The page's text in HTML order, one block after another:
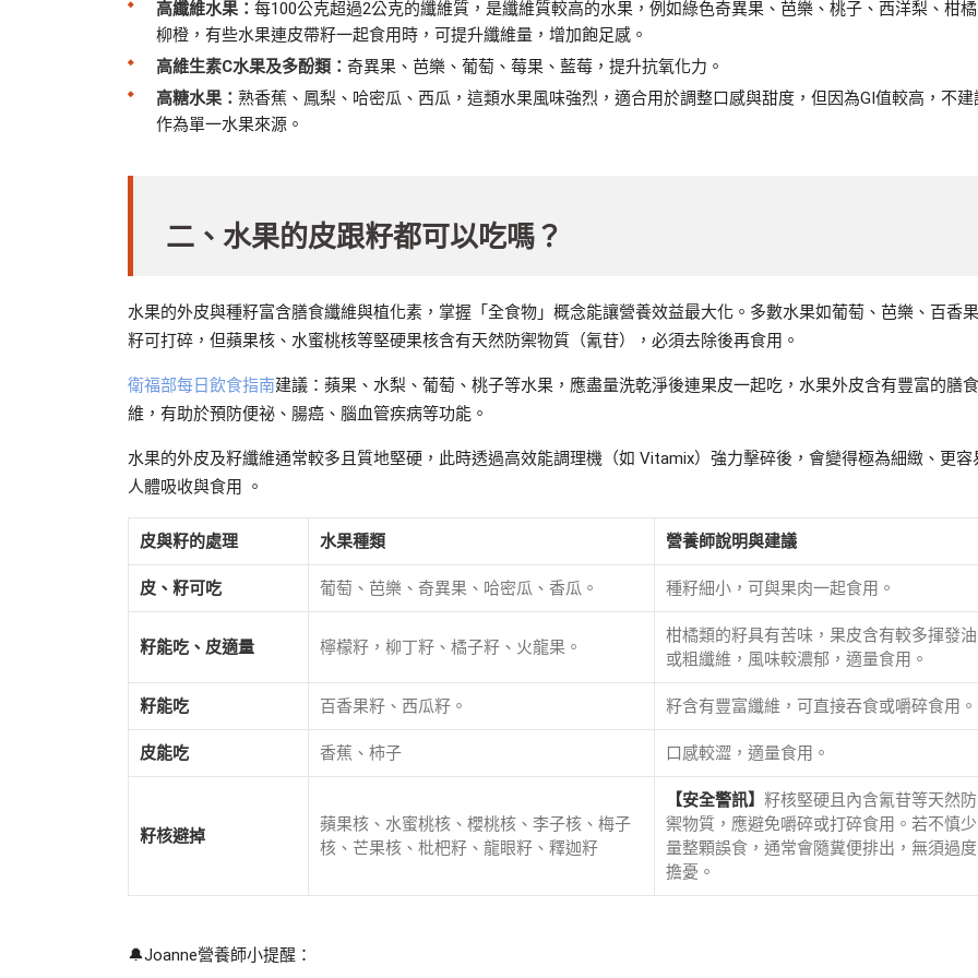
高纖維水果： 每100公克超過2公克的纖維質，是纖維質較高的水果，例如綠色奇異果、芭樂、桃子、西洋梨、柑橘
柳橙，有些水果連皮帶籽一起食用時，可提升纖維量，增加飽足感。
高維生素C水果及多酚類： 奇異果、芭樂、葡萄、莓果、藍莓，提升抗氧化力。
高糖水果： 熟香蕉、鳳梨、哈密瓜、西瓜，這類水果風味強烈，適合用於調整口感與甜度，但因為GI值較高，不建
作為單一水果來源。
二、水果的皮跟籽都可以吃嗎？
水果的外皮與種籽富含膳食纖維與植化素，掌握「全食物」概念能讓營養效益最大化。多數水果如葡萄、芭樂、百香
籽可打碎，但蘋果核、水蜜桃核等堅硬果核含有天然防禦物質（氰苷），必須去除後再食用。
衛福部每日飲食指南建議：蘋果、水梨、葡萄、桃子等水果，應盡量洗乾淨後連果皮一起吃，水果外皮含有豐富的膳
維，有助於預防便祕、腸癌、腦血管疾病等功能。
水果的外皮及籽纖維通常較多且質地堅硬，此時透過高效能調理機（如 Vitamix）強力擊碎後，會變得極為細緻、更容
人體吸收與食用 。
皮與籽的處理 水果種類 營養師說明與建議
皮、籽可吃 葡萄、芭樂、奇異果、哈密瓜、香瓜。 種籽細小，可與果肉一起食用。
籽能吃、皮適量 檸檬籽，柳丁籽、橘子籽、火龍果。
柑橘類的籽具有苦味，果皮含有較多揮發油
或粗纖維，風味較濃郁，適量食用。
籽能吃 百香果籽、西瓜籽。 籽含有豐富纖維，可直接吞食或嚼碎食用。
皮能吃 香蕉、柿子 口感較澀，適量食用。
籽核避掉
蘋果核、水蜜桃核、櫻桃核、李子核、梅子
核、芒果核、枇杷籽、龍眼籽、釋迦籽
【安全警訊】 籽核堅硬且內含氰苷等天然防
禦物質，應避免嚼碎或打碎食用。若不慎少
量整顆誤食，通常會隨糞便排出，無須過度
擔憂。
🔔Joanne營養師小提醒：